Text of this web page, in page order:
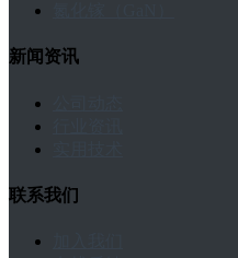
新闻资讯
联系我们